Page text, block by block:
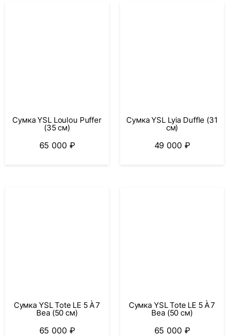
Сумка YSL Loulou Puffer
(35 см)
65 000 ₽
Сумка YSL Lyia Duffle (31
см)
49 000 ₽
Сумка YSL Tote LE 5 À 7
Bea (50 см)
65 000 ₽
Сумка YSL Tote LE 5 À 7
Bea (50 см)
65 000 ₽